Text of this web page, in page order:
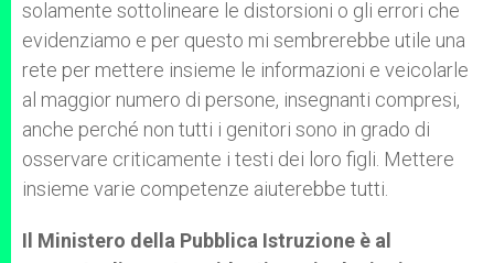
solamente sottolineare le distorsioni o gli errori che
evidenziamo e per questo mi sembrerebbe utile una
rete per mettere insieme le informazioni e veicolarle
al maggior numero di persone, insegnanti compresi,
anche perché non tutti i genitori sono in grado di
osservare criticamente i testi dei loro figli. Mettere
insieme varie competenze aiuterebbe tutti.
Il Ministero della Pubblica Istruzione è al